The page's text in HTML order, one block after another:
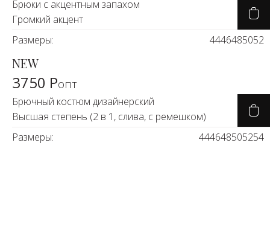
Брюки с акцентным запахом
Громкий акцент
Размеры:
4446485052
NEW
3750 Ропт
Брючный костюм дизайнерский
Высшая степень (2 в 1, слива, с ремешком)
Размеры:
444648505254